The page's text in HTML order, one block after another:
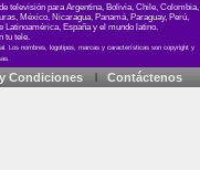
televisión para Argentina, Bolivia, Chile, Colombia,
México, Nicaragua, Panamá, Paraguay, Perú,
Latinoamérica, España y el mundo latino.
tu tele.
Condiciones Contáctenos